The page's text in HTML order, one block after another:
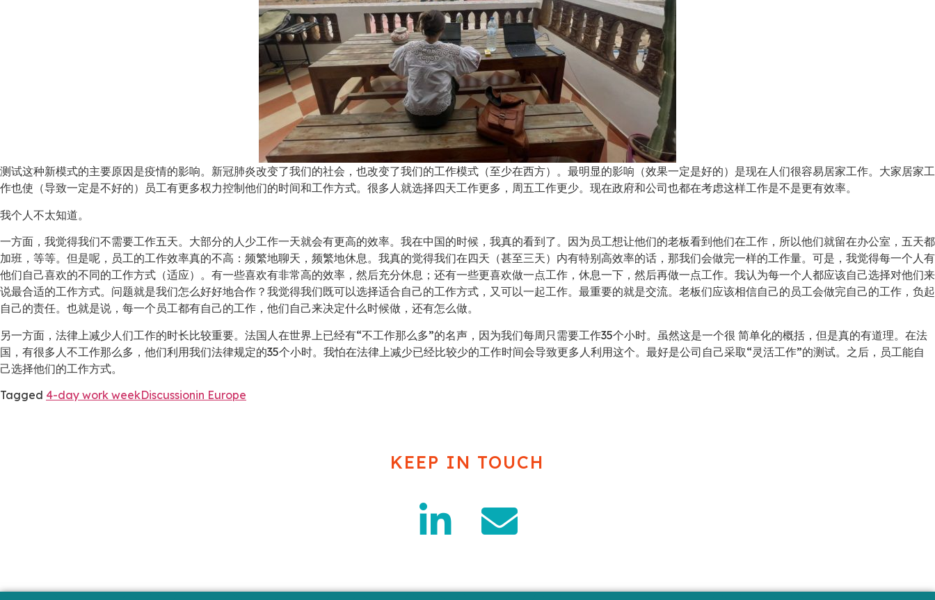
测试这种新模式的主要原因是疫情的影响。新冠肺炎改变了我们的社会，也改变了我们的工作模式（至少在西方）。最明显的影响（效果一定是好的）是现在人们很容易居家工作。大家居家工
作也使（导致一定是不好的）员工有更多权力控制他们的时间和工作方式。很多人就选择四天工作更多，周五工作更少。现在政府和公司也都在考虑这样工作是不是更有效率。
我个人不太知道。
一方面，我觉得我们不需要工作五天。大部分的人少工作一天就会有更高的效率。我在中国的时候，我真的看到了。因为员工想让他们的老板看到他们在工作，所以他们就留在办公室，五天都
加班，等等。但是呢，员工的工作效率真的不高：频繁地聊天，频繁地休息。我真的觉得我们在四天（甚至三天）内有特别高效率的话，那我们会做完一样的工作量。可是，我觉得每一个人有
他们自己喜欢的不同的工作方式（适应）。有一些喜欢有非常高的效率，然后充分休息；还有一些更喜欢做一点工作，休息一下，然后再做一点工作。我认为每一个人都应该自己选择对他们来
说最合适的工作方式。问题就是我们怎么好好地合作？我觉得我们既可以选择适合自己的工作方式，又可以一起工作。最重要的就是交流。老板们应该相信自己的员工会做完自己的工作，负起
自己的责任。也就是说，每一个员工都有自己的工作，他们自己来决定什么时候做，还有怎么做。
另一方面，法律上减少人们工作的时长比较重要。法国人在世界上已经有“不工作那么多”的名声，因为我们每周只需要工作35个小时。虽然这是一个很 简单化的概括，但是真的有道理。在法
国，有很多人不工作那么多，他们利用我们法律规定的35个小时。我怕在法律上减少已经比较少的工作时间会导致更多人利用这个。最好是公司自己采取“灵活工作”的测试。之后，员工能自
己选择他们的工作方式。
Tagged 4-day work weekDiscussionin Europe
KEEP IN TOUCH